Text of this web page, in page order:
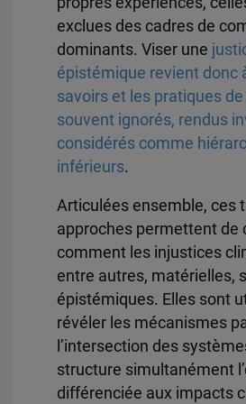
exclues des cadres de
dominants. Viser une
épistémique revient donc
savoirs et les pratiques
souvent ignorés, rendus
considérés comme
inférieurs.
Articulées ensemble, ces
approches permettent de
comment les injustices
entre autres, matérielles,
épistémiques. Elles sont
révéler les mécanismes
l’intersection des
structure simultanément
différenciée aux impacts